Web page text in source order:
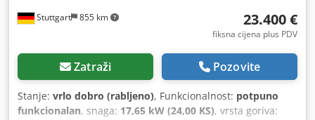
Stuttgart 855 km 23.400 €
fiksna cijena plus PDV
Zatraži Pozovite
Stanje: vrlo dobro (rabljeno), Funkcionalnost: potpuno
funkcionalan, snaga: 17,65 kW (24,00 KS), vrsta goriva: